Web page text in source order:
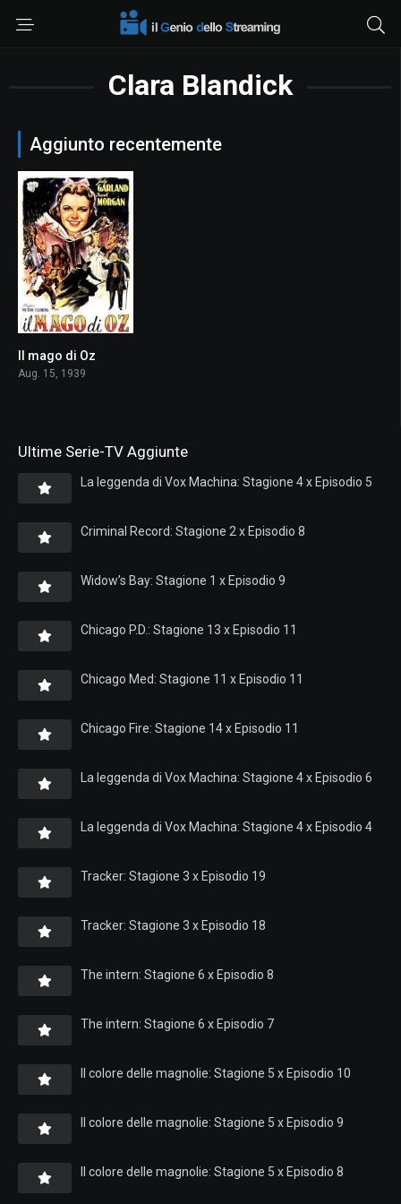
Clara Blandick
Aggiunto recentemente
Il mago di Oz
Aug. 15, 1939
Ultime Serie-TV Aggiunte
La leggenda di Vox Machina: Stagione 4 x Episodio 5
Criminal Record: Stagione 2 x Episodio 8
Widow’s Bay: Stagione 1 x Episodio 9
Chicago P.D.: Stagione 13 x Episodio 11
Chicago Med: Stagione 11 x Episodio 11
Chicago Fire: Stagione 14 x Episodio 11
La leggenda di Vox Machina: Stagione 4 x Episodio 6
La leggenda di Vox Machina: Stagione 4 x Episodio 4
Tracker: Stagione 3 x Episodio 19
Tracker: Stagione 3 x Episodio 18
The intern: Stagione 6 x Episodio 8
The intern: Stagione 6 x Episodio 7
Il colore delle magnolie: Stagione 5 x Episodio 10
Il colore delle magnolie: Stagione 5 x Episodio 9
Il colore delle magnolie: Stagione 5 x Episodio 8